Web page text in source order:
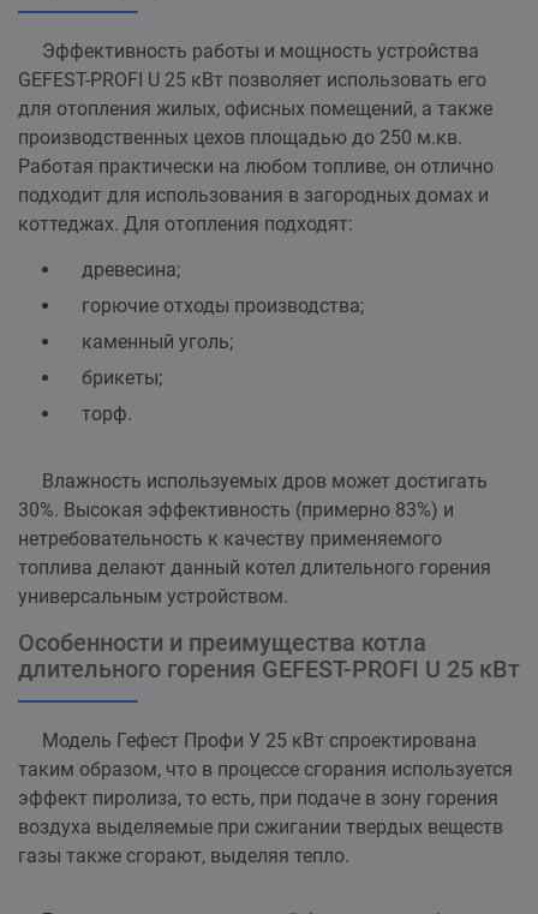
Эффективность работы и мощность устройства
GEFEST-PROFI U 25 кВт позволяет использовать его
для отопления жилых, офисных помещений, а также
производственных цехов площадью до 250 м.кв.
Работая практически на любом топливе, он отлично
подходит для использования в загородных домах и
коттеджах. Для отопления подходят:
древесина;
горючие отходы производства;
каменный уголь;
брикеты;
торф.
Влажность используемых дров может достигать
30%. Высокая эффективность (примерно 83%) и
нетребовательность к качеству применяемого
топлива делают данный котел длительного горения
универсальным устройством.
Особенности и преимущества котла
длительного горения GEFEST-PROFI U 25 кВт
Модель Гефест Профи У 25 кВт спроектирована
таким образом, что в процессе сгорания используется
эффект пиролиза, то есть, при подаче в зону горения
воздуха выделяемые при сжигании твердых веществ
газы также сгорают, выделяя тепло.